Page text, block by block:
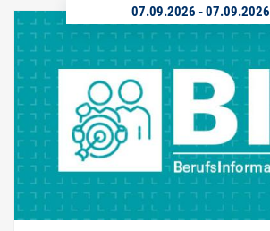
07.09.2026 -07.09.2026